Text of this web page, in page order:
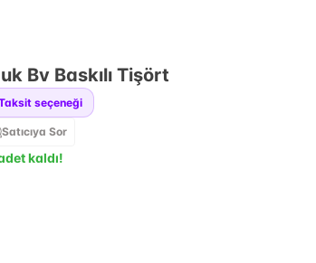
Bv Baskılı Tişört
seçeneği
Satıcıya Sor
kaldı!